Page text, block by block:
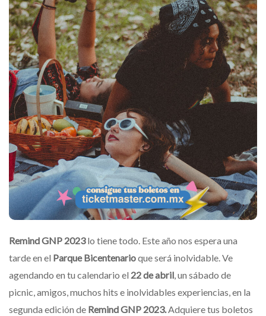
Remind GNP 2023lo tiene todo. Este año nos espera una
tarde en el Parque Bicentenarioque será inolvidable. Ve
agendando en tu calendario el 22 de abril, un sábado de
picnic, amigos, muchos hits e inolvidables experiencias, en la
segunda edición de Remind GNP 2023.Adquiere tus boletos